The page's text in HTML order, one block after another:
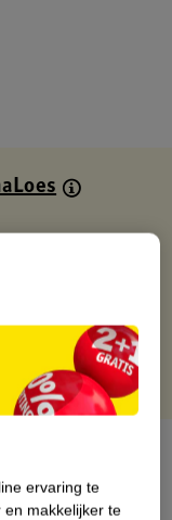
ervaring te
makkelijker te